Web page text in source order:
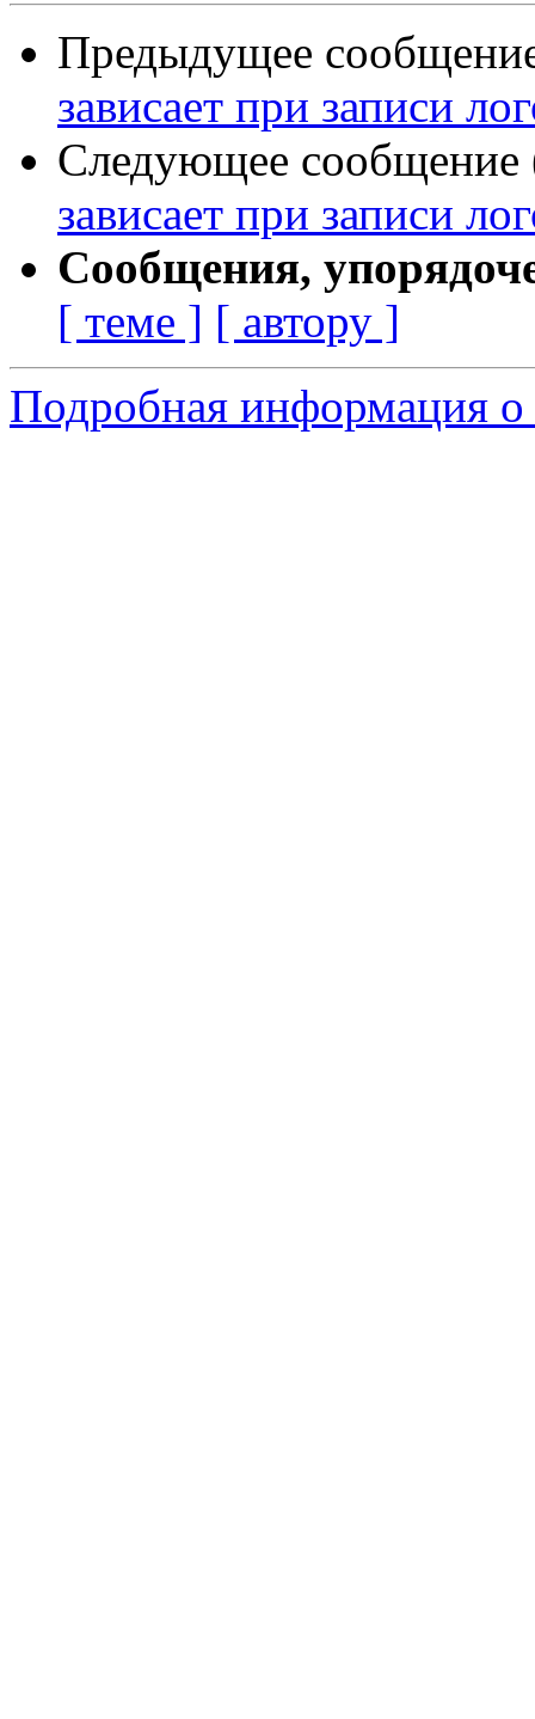
Предыдущее
зависает при записи
Следующее сообщение
зависает при записи
Сообщения,
[ теме ] [ автору ]
Подробная информация